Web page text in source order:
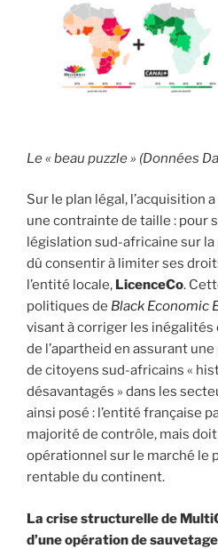
Le « beau puzzle » (Données
Sur le plan légal, l’acquisition
une contrainte de taille : pour
législation sud-africaine sur
dû consentir à limiter ses
l’entité locale, LicenceCo.
politiques de Black Economic
visant à corriger les
de l’apartheid en assurant
de citoyens sud-africains «
désavantagés » dans les
ainsi posé : l’entité française
majorité de contrôle, mais
opérationnel sur le marché le
rentable du continent.
La crise structurelle de
d’une opération de sauvetage